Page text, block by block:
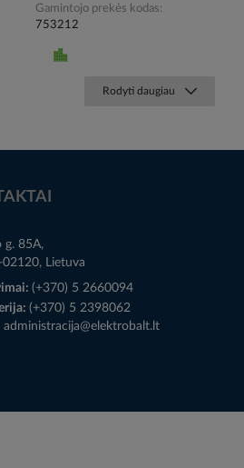
Gamintojo prekės kodas
753212
Rodyti daugiau
g. 85A,
02120, Lietuva
(+370) 5 2660094
(+370) 5 2398062
administracija@elektrobalt.lt